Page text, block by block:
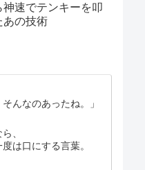
神速でテンキーを叩
あの技術
そんなのあったね。」
、
は口にする言葉。